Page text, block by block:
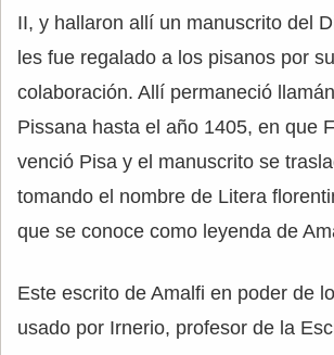
II, y hallaron allí un manuscrito del
les fue regalado a los pisanos por su
colaboración. Allí permaneció
Pissana hasta el año 1405, en que
venció Pisa y el manuscrito se
tomando el nombre de Litera
que se conoce como leyenda de
Este escrito de Amalfi en poder de
usado por Irnerio, profesor de la